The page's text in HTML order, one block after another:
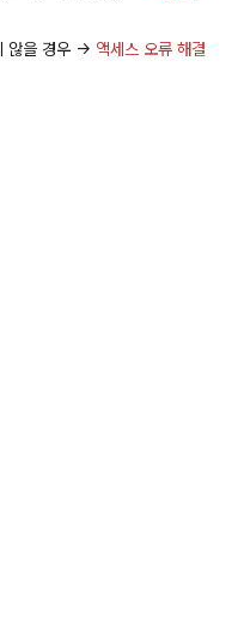
않을 경우 → 액세스 오류 해결